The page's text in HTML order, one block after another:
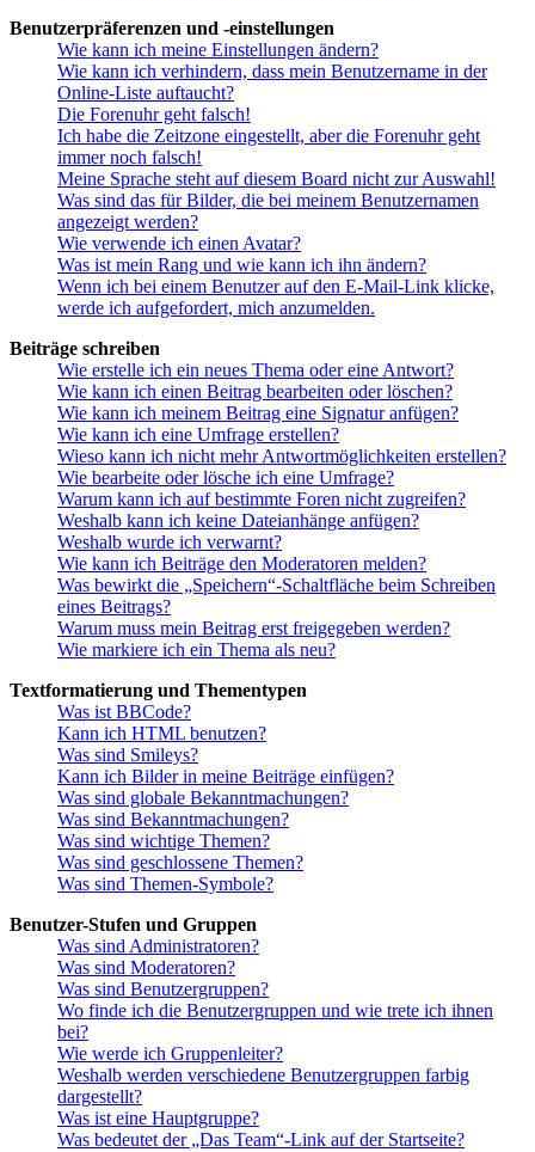
Benutzerpräferenzen und -einstellungen
Wie kann ich meine Einstellungen ändern?
Wie kann ich verhindern, dass mein Benutzername in der
Online-Liste auftaucht?
Die Forenuhr geht falsch!
Ich habe die Zeitzone eingestellt, aber die Forenuhr geht
immer noch falsch!
Meine Sprache steht auf diesem Board nicht zur Auswahl!
Was sind das für Bilder, die bei meinem Benutzernamen
angezeigt werden?
Wie verwende ich einen Avatar?
Was ist mein Rang und wie kann ich ihn ändern?
Wenn ich bei einem Benutzer auf den E-Mail-Link klicke,
werde ich aufgefordert, mich anzumelden.
Beiträge schreiben
Wie erstelle ich ein neues Thema oder eine Antwort?
Wie kann ich einen Beitrag bearbeiten oder löschen?
Wie kann ich meinem Beitrag eine Signatur anfügen?
Wie kann ich eine Umfrage erstellen?
Wieso kann ich nicht mehr Antwortmöglichkeiten erstellen?
Wie bearbeite oder lösche ich eine Umfrage?
Warum kann ich auf bestimmte Foren nicht zugreifen?
Weshalb kann ich keine Dateianhänge anfügen?
Weshalb wurde ich verwarnt?
Wie kann ich Beiträge den Moderatoren melden?
Was bewirkt die „Speichern“-Schaltfläche beim Schreiben
eines Beitrags?
Warum muss mein Beitrag erst freigegeben werden?
Wie markiere ich ein Thema als neu?
Textformatierung und Thementypen
Was ist BBCode?
Kann ich HTML benutzen?
Was sind Smileys?
Kann ich Bilder in meine Beiträge einfügen?
Was sind globale Bekanntmachungen?
Was sind Bekanntmachungen?
Was sind wichtige Themen?
Was sind geschlossene Themen?
Was sind Themen-Symbole?
Benutzer-Stufen und Gruppen
Was sind Administratoren?
Was sind Moderatoren?
Was sind Benutzergruppen?
Wo finde ich die Benutzergruppen und wie trete ich ihnen
bei?
Wie werde ich Gruppenleiter?
Weshalb werden verschiedene Benutzergruppen farbig
dargestellt?
Was ist eine Hauptgruppe?
Was bedeutet der „Das Team“-Link auf der Startseite?